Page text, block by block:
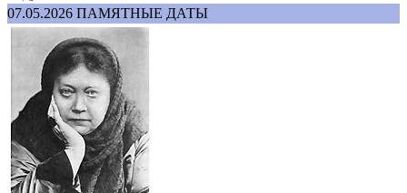
07.05.2026 ПАМЯТНЫЕ ДАТЫ